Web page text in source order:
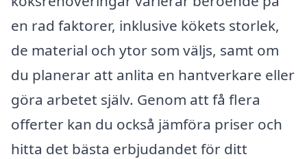
en rad faktorer, inklusive kökets storlek,
de material och ytor som väljs, samt om
du planerar att anlita en hantverkare eller
göra arbetet själv. Genom att få flera
offerter kan du också jämföra priser och
hitta det bästa erbjudandet för ditt